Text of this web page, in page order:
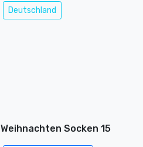
Deutschland
Weihnachten Socken 15